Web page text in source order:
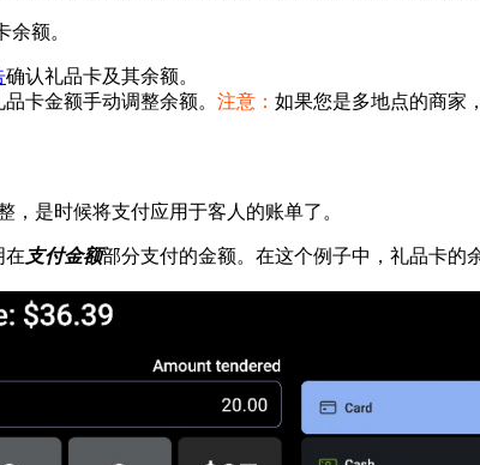
余额。
确认礼品卡及其余额。
卡金额手动调整余额。 注意： 如果您是多地点的商家
，是时候将支付应用于客人的账单了。
在 支付金额部分支付的金额。在这个例子中，礼品卡的